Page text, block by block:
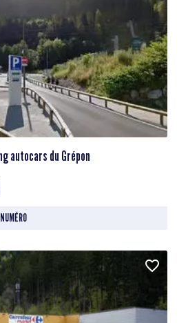
autocars du Grépon